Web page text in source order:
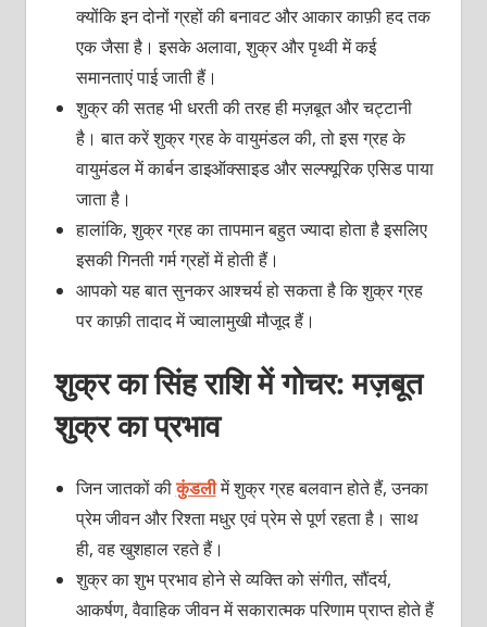
क्योंकि इन दोनों ग्रहों की बनावट और आकार काफ़ी हद तक
एक जैसा है। इसके अलावा, शुक्र और पृथ्वी में कई
समानताएं पाई जाती हैं।
शुक्र की सतह भी धरती की तरह ही मज़बूत और चट्टानी
है। बात करें शुक्र ग्रह के वायुमंडल की, तो इस ग्रह के
वायुमंडल में कार्बन डाइऑक्साइड और सल्फ्यूरिक एसिड पाया
जाता है।
हालांकि, शुक्र ग्रह का तापमान बहुत ज्यादा होता है इसलिए
इसकी गिनती गर्म ग्रहों में होती हैं।
आपको यह बात सुनकर आश्चर्य हो सकता है कि शुक्र ग्रह
पर काफ़ी तादाद में ज्वालामुखी मौजूद हैं।
शुक्र का सिंह राशि में गोचर: मज़बूत
शुक्र का प्रभाव
जिन जातकों कीकुंडलीमें शुक्र ग्रह बलवान होते हैं, उनका
प्रेम जीवन और रिश्ता मधुर एवं प्रेम से पूर्ण रहता है। साथ
ही, वह खुशहाल रहते हैं।
शुक्र का शुभ प्रभाव होने से व्यक्ति को संगीत, सौंदर्य,
आकर्षण, वैवाहिक जीवन में सकारात्मक परिणाम प्राप्त होते हैं